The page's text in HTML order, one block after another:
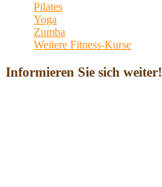
Pilates
Yoga
Zumba
Weitere Fitness-Kurse
Informieren Sie sich weiter!